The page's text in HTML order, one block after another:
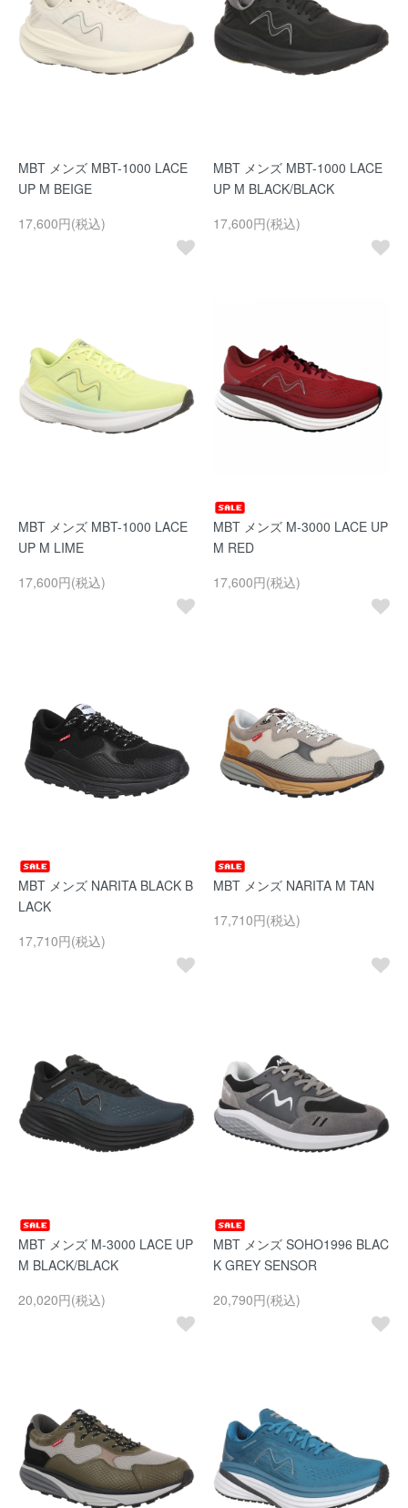
MBT メンズ MBT-1000 LACE
UP M BEIGE
17,600円(税込)
MBT メンズ MBT-1000 LACE
UP M BLACK/BLACK
17,600円(税込)
MBT メンズ MBT-1000 LACE
UP M LIME
17,600円(税込)
MBT メンズ M-3000 LACE UP
M RED
17,600円(税込)
MBT メンズ NARITA BLACK B
LACK
17,710円(税込)
MBT メンズ NARITA M TAN
17,710円(税込)
MBT メンズ M-3000 LACE UP
M BLACK/BLACK
20,020円(税込)
MBT メンズ SOHO1996 BLAC
K GREY SENSOR
20,790円(税込)